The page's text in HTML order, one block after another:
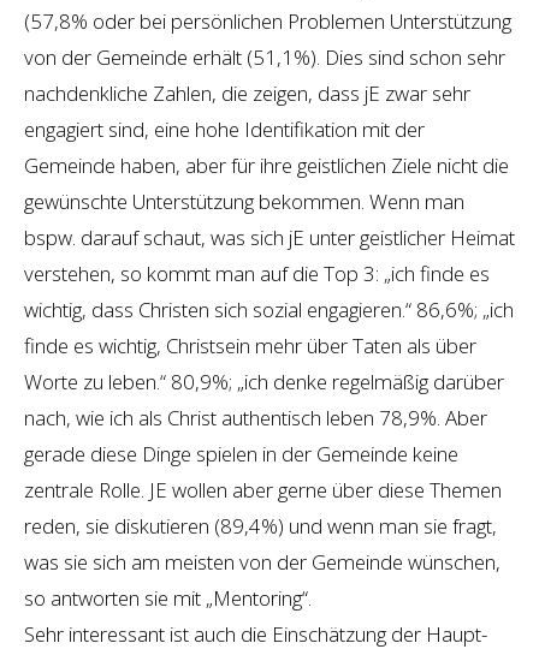
(57,8% oder bei persönlichen Problemen Unterstützung
von der Gemeinde erhält (51,1%). Dies sind schon sehr
nachdenkliche Zahlen, die zeigen, dass jE zwar sehr
engagiert sind, eine hohe Identifikation mit der
Gemeinde haben, aber für ihre geistlichen Ziele nicht die
gewünschte Unterstützung bekommen. Wenn man
bspw. darauf schaut, was sich jE unter geistlicher Heimat
verstehen, so kommt man auf die Top 3: „ich finde es
wichtig, dass Christen sich sozial engagieren.“ 86,6%; „ich
finde es wichtig, Christsein mehr über Taten als über
Worte zu leben.“ 80,9%; „ich denke regelmäßig darüber
nach, wie ich als Christ authentisch leben 78,9%. Aber
gerade diese Dinge spielen in der Gemeinde keine
zentrale Rolle. JE wollen aber gerne über diese Themen
reden, sie diskutieren (89,4%) und wenn man sie fragt,
was sie sich am meisten von der Gemeinde wünschen,
so antworten sie mit „Mentoring“.
Sehr interessant ist auch die Einschätzung der Haupt-